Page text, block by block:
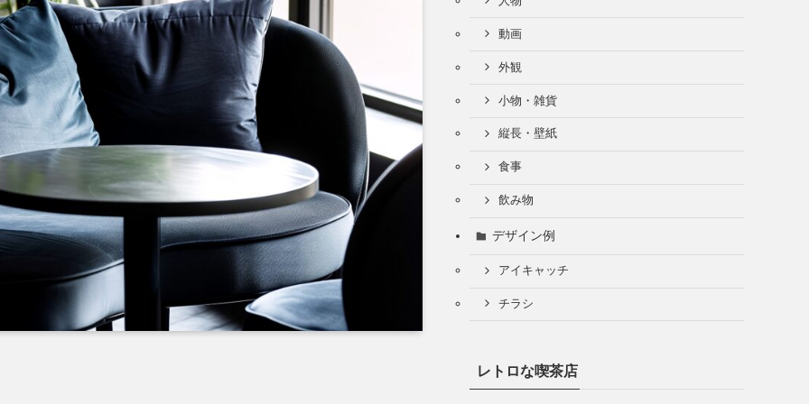
動画
外観
小物・雑貨
縦長・壁紙
食事
飲み物
デザイン例
アイキャッチ
チラシ
レトロな喫茶店